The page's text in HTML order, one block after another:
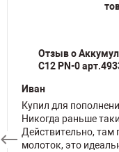
Отзыв о
C12 PN-0
Иван
Купил для
Никогда раньше
Действительно, там
молоток, это